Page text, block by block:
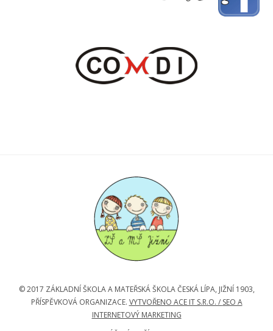
© 2017 ZÁKLADNÍ ŠKOLA A MATEŘSKÁ ŠKOLA ČESKÁ LÍPA, JIŽNÍ 1903,
PŘÍSPĚVKOVÁ ORGANIZACE. VYTVOŘENO ACE IT S.R.O. / SEO A
INTERNETOVÝ MARKETING